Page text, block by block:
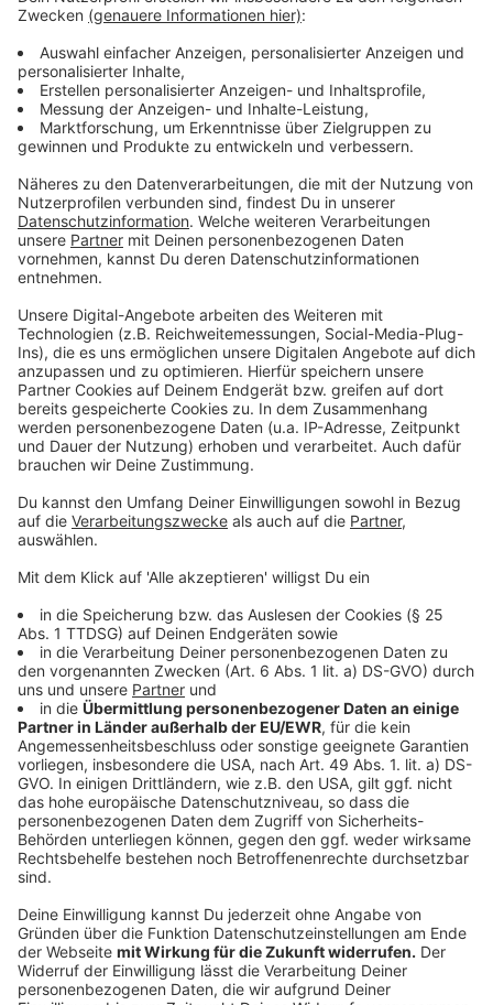
Bahnnetz steckt?
Anzeige
Im Fall der Pipeline-Explosionen in der Ostsee ist es
der enorme Aufwand, den die Täter betrieben haben
müssten. Die Pipelines liegen in 80 Metern Tiefe, da
bräuchte man ein U-Boot oder erfahrene
Marinetaucher, um die großen Mengen an
Spezialsprengstoffen anzubringen. Darum ist eine
staatlich Beteiligung durchaus wahrscheinlich. Im Fall
der Sabotage-Anschläge auf das Bahnnetz hatten die
Täter wohl Insiderwissen. Aus Sicherheitskreisen heißt
es, es seien in Berlin und in Herne vorsätzlich und
gezielt sogenannte Lichtwellenleiterkabel beschädigt
worden. Auch das Backup-System sei damit
ausgefallen.
Beteiligung. Das ist aber auch meist ein zentraler
Bestandteil hybrider Kriegsführung - das man sie
nämlich ohne Probleme abstreiten kann. Das hat
Russland ja im Fall der Pipeline-Anschläge bereits
getan.
Anzeige
Welche weiteren Beispiele für hybride
Kriegsführung gibt es?
Anzeige
Jüngstes Beispiel ist natürlich die Drosselung der
Gasversorgung durch Russland. In der Vergangenheit
hat es aber auch immer wieder Cyber-Attacken aus
Russland gegeben. 2015 gab es die größte auf den
Server im Bundestag. Seit Beginn des Ukrainekriegs